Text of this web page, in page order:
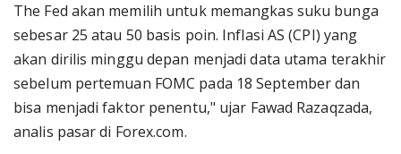
The Fed akan memilih untuk memangkas suku bunga
sebesar 25 atau 50 basis poin. Inflasi AS (CPI) yang
akan dirilis minggu depan menjadi data utama terakhir
sebelum pertemuan FOMC pada 18 September dan
bisa menjadi faktor penentu," ujar Fawad Razaqzada,
analis pasar di Forex.com.